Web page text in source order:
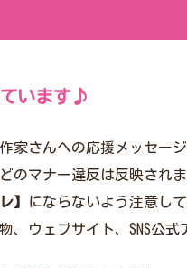
います♪
さんへの応援メッセー
のマナー違反は反映されま
】
にならないよう注意して
、ウェブサイト、SNS公